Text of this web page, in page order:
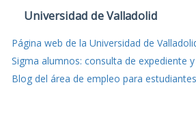
Universidad de Valladolid
Página web de la Universidad de
Sigma alumnos: consulta de expediente
Blog del área de empleo para